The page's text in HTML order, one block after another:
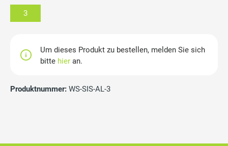
3
Um dieses Produkt zu bestellen, melden Sie sich
bitte hier an.
Produktnummer: WS-SIS-AL-3